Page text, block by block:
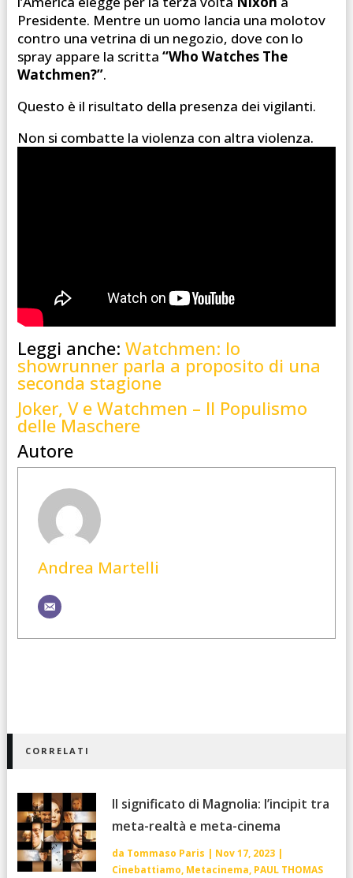
Presidente. Mentre un uomo lancia una molotov
contro una vetrina di un negozio, dove con lo
spray appare la scritta “Who Watches The
Watchmen?”.
Questo è il risultato della presenza dei vigilanti.
Non si combatte la violenza con altra violenza.
Leggi anche: Watchmen: lo
showrunner parla a proposito di una
seconda stagione
Joker, V e Watchmen – Il Populismo
delle Maschere
Autore
Andrea Martelli
CORRELATI
Il significato di Magnolia: l’incipit tra
meta-realtà e meta-cinema
da Tommaso Paris | Nov 17, 2023|
Cinebattiamo, Metacinema, PAUL THOMAS